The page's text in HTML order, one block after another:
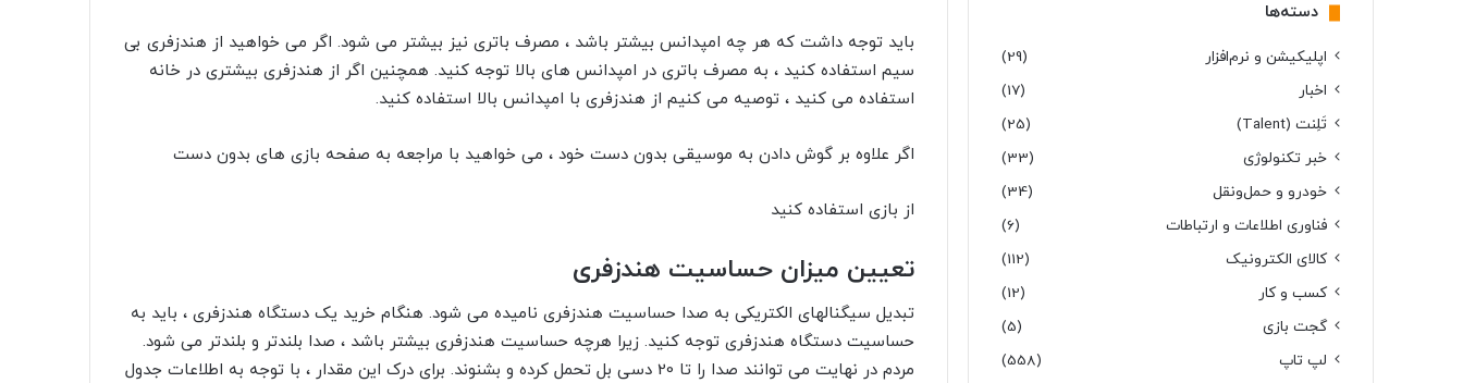
باید توجه داشت که هر چه امپدانس بیشتر باشد ، مصرف باتری نیز بیشتر می شود. اگر می خواهید از هندزفری بی
سیم استفاده کنید ، به مصرف باتری در امپدانس های بالا توجه کنید. همچنین اگر از هندزفری بیشتری در خانه
استفاده می کنید ، توصیه می کنیم از هندزفری با امپدانس بالا استفاده کنید.
اگر علاوه بر گوش دادن به موسیقی بدون دست خود ، می خواهید با مراجعه به صفحه بازی های بدون دست
از بازی استفاده کنید
تعیین میزان حساسیت هندزفری
تبدیل سیگنالهای الکتریکی به صدا حساسیت هندزفری نامیده می شود. هنگام خرید یک دستگاه هندزفری ، باید به
حساسیت دستگاه هندزفری توجه کنید. زیرا هرچه حساسیت هندزفری بیشتر باشد ، صدا بلندتر و بلندتر می شود.
مردم در نهایت می توانند صدا را تا 20 دسی بل تحمل کرده و بشنوند. برای درک این مقدار ، با توجه به اطلاعات جدول
دسته‌ها
اپلیکیشن و نرم‌افزار
(29)
اخبار
(17)
تَلِنت (Talent)
(25)
خبر تکنولوژی
(33)
خودرو و حمل‌و‌نقل
(34)
فناوری اطلاعات و ارتباطات
(6)
کالای الکترونیک
(112)
کسب و کار
(12)
گجت بازی
(5)
لپ تاپ
(558)